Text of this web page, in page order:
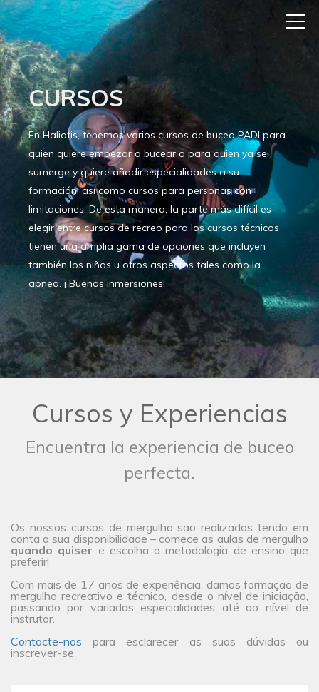
CURSOS
En Haliotis, tenemos varios cursos de buceo PADI para
quien quiere empezar a bucear o para quien ya se
sumerge y quiere añadir especialidades a su
formación, así como cursos para personas con
limitaciones. De esta manera, la parte más difícil es
elegir entre cursos de recreo para los cursos técnicos
tienen una amplia gama de opciones que incluyen
también los niños u otros aspectos tales como la
apnea. ¡ Buenas inmersiones!
Cursos y Experiencias
Encuentra la experiencia de buceo
perfecta.
Os nossos cursos de mergulho são realizados tendo em
conta a sua disponibilidade – comece as aulas de mergulho
quando quiser e escolha a metodologia de ensino que
preferir!
Com mais de 17 anos de experiência, damos formação de
mergulho recreativo e técnico, desde o nível de iniciação,
passando por variadas especialidades até ao nível de
instrutor.
Contacte-nos para esclarecer as suas dúvidas ou
inscrever-se.